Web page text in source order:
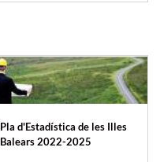
Pla d'Estadística de les Illes
Balears 2022-2025